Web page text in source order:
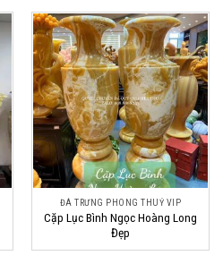
ĐÁ TRƯNG PHONG THUỶ VIP
Cặp Lục Bình Ngọc Hoàng Long
Đẹp